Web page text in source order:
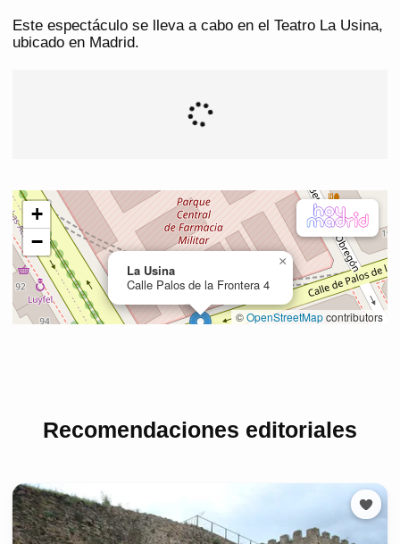
Este espectáculo se lleva a cabo en el Teatro La Usina,
ubicado en Madrid.
Recomendaciones editoriales